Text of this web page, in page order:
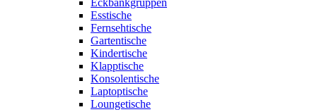
Eckbankgruppen
Esstische
Fernsehtische
Gartentische
Kindertische
Klapptische
Konsolentische
Laptoptische
Loungetische